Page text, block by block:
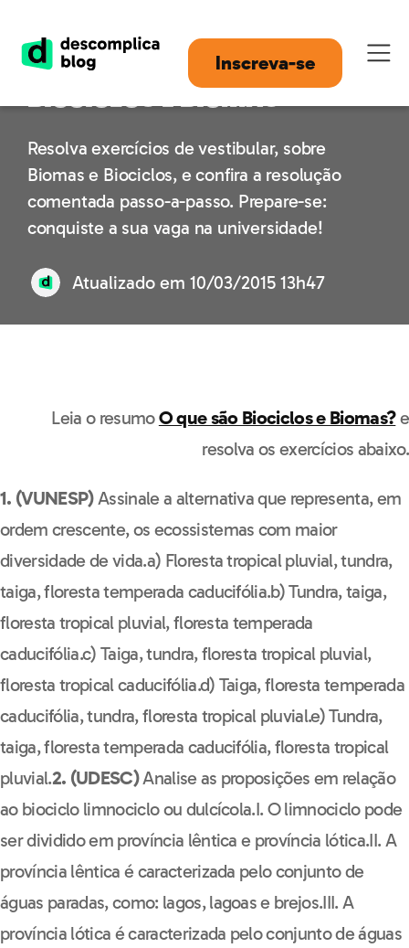
Inscreva-se
Questões Comentadas:
Biociclos e Biomas
Resolva exercícios de vestibular, sobre
Biomas e Biociclos, e confira a resolução
comentada passo-a-passo. Prepare-se:
conquiste a sua vaga na universidade!
Atualizado em 10/03/2015 13h47
Leia o resumoO que são Biociclos e Biomas?e
resolva os exercícios abaixo.
1. (VUNESP)Assinale a alternativa que representa, em
ordem crescente, os ecossistemas com maior
diversidade de vida.a) Floresta tropical pluvial, tundra,
taiga, floresta temperada caducifólia.b) Tundra, taiga,
floresta tropical pluvial, floresta temperada
caducifólia.c) Taiga, tundra, floresta tropical pluvial,
floresta tropical caducifólia.d) Taiga, floresta temperada
caducifólia, tundra, floresta tropical pluvial.e) Tundra,
taiga, floresta temperada caducifólia, floresta tropical
pluvial.2. (UDESC)Analise as proposições em relação
ao biociclo limnociclo ou dulcícola.I. O limnociclo pode
ser dividido em província lêntica e província lótica.II. A
província lêntica é caracterizada pelo conjunto de
águas paradas, como: lagos, lagoas e brejos.III. A
província lótica é caracterizada pelo conjunto de águas